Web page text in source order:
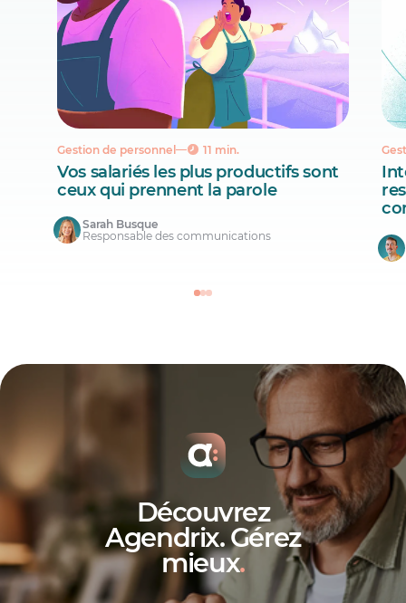
Gestion de personnel 11 min.
Vos salariés les plus productifs sont
ceux qui prennent la parole
Sarah Busque
Responsable des communications
Découvrez
Agendrix. Gérez
mieux.